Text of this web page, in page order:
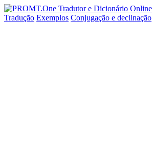
Tradução Exemplos Conjugação e declinação